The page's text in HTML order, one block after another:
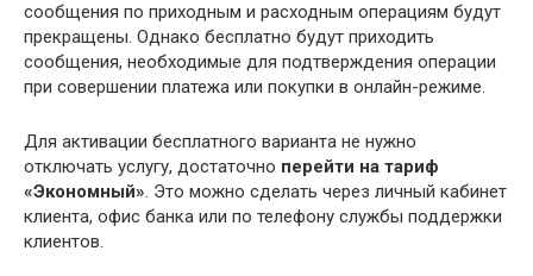
сообщения по приходным и расходным операциям будут
прекращены. Однако бесплатно будут приходить
сообщения, необходимые для подтверждения операции
при совершении платежа или покупки в онлайн-режиме.
Для активации бесплатного варианта не нужно
отключать услугу, достаточно перейти на тариф
«Экономный». Это можно сделать через личный кабинет
клиента, офис банка или по телефону службы поддержки
клиентов.